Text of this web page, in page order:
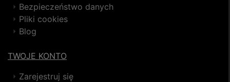
Bezpieczeństwo danych
Pliki cookies
Blog
TWOJE KONTO
Zarejestruj się